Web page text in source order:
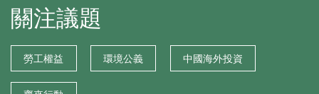
關注議題
勞工權益 環境公義 中國海外投資